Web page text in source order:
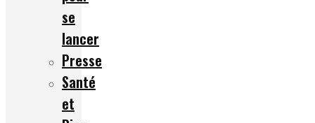
se
lancer
Presse
Santé
et